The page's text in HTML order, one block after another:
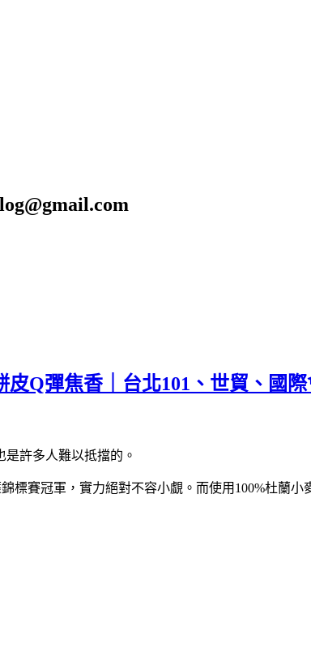
Q彈焦香｜台北101、世貿、國
許多人難以抵擋的。
賽冠軍，實力絕對不容小覷。而使用100%杜蘭小